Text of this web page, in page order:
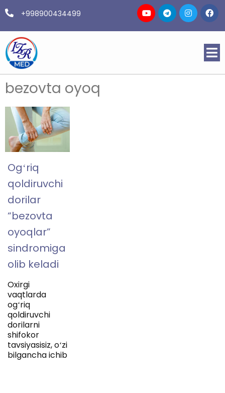
+998900434499
bezovta oyoq
Ogʻriq
qoldiruvchi
dorilar
“bezovta
oyoqlar”
sindromiga
olib keladi
Oxirgi
vaqtlarda
ogʻriq
qoldiruvchi
dorilarni
shifokor
tavsiyasisiz, oʻzi
bilgancha ichib